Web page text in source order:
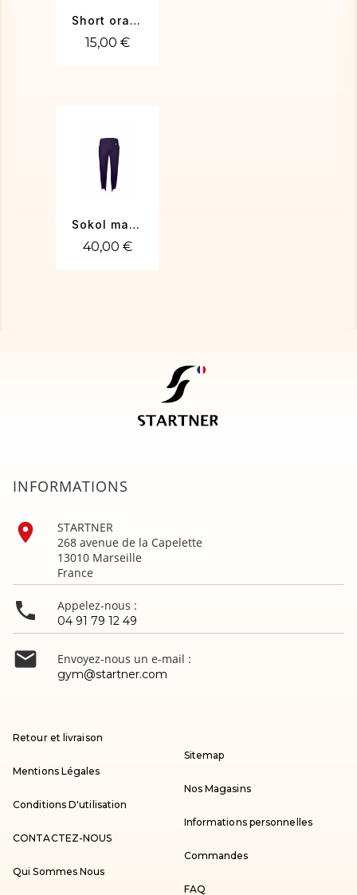
Short orange
15,00 €
Sokol marine
40,00 €
INFORMATIONS

STARTNER
268 avenue de la Capelette
13010 Marseille
France
 Appelez-nous :
04 91 79 12 49
 Envoyez-nous un e-mail :
gym@startner.com
Retour et livraison
Mentions Légales
Conditions D'utilisation
CONTACTEZ-NOUS
Qui Sommes Nous
Sitemap
Nos Magasins
Informations personnelles
Commandes
FAQ